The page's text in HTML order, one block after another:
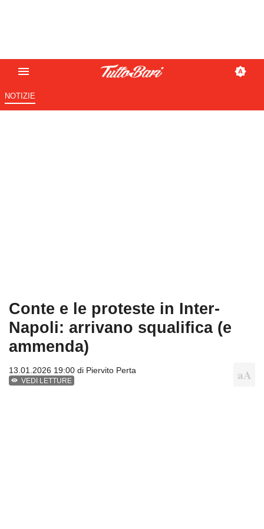
NOTIZIE
Conte e le proteste in Inter-
Napoli: arrivano squalifica (e
ammenda)
13.01.2026 19:00 di Piervito Perta
VEDI LETTURE